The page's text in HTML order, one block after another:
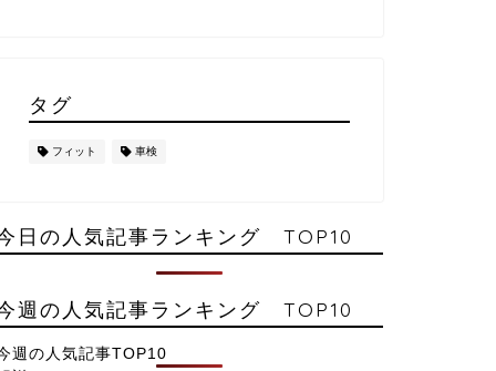
タグ
フィット 車検
日の人気記事ランキング TOP10
週の人気記事ランキング TOP10
週の人気記事TOP10